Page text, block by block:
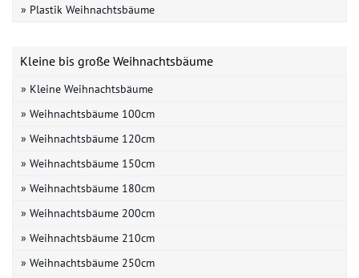
» Plastik Weihnachtsbäume
Kleine bis große Weihnachtsbäume
» Kleine Weihnachtsbäume
» Weihnachtsbäume 100cm
» Weihnachtsbäume 120cm
» Weihnachtsbäume 150cm
» Weihnachtsbäume 180cm
» Weihnachtsbäume 200cm
» Weihnachtsbäume 210cm
» Weihnachtsbäume 250cm